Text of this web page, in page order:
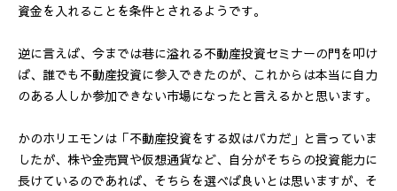
資金を入れることを条件とされるようです。
逆に言えば、今までは巷に溢れる不動産投資セミナーの門を叩け
ば、誰でも不動産投資に参入できたのが、これからは本当に自力
のある人しか参加できない市場になったと言えるかと思います。
かのホリエモンは「不動産投資をする奴はバカだ」と言っていま
したが、株や金売買や仮想通貨など、自分がそちらの投資能力に
長けているのであれば、そちらを選べば良いとは思いますが、そ